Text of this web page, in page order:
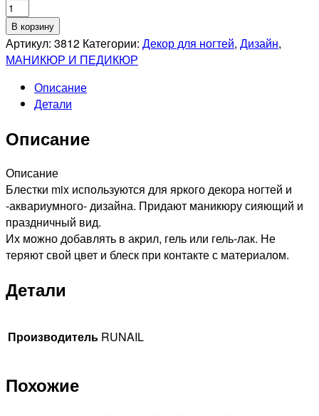
Количество
товара
RUNAIL
Дизайн
ногтей:
блестки
(цвет:
№3812
В корзину
Артикул: 3812 Категории: Декор для ногтей, Дизайн,
МАНИКЮР И ПЕДИКЮР
Описание
Детали
Описание
Описание
Блестки mix используются для яркого декора ногтей и
-аквариумного- дизайна. Придают маникюру сияющий и
праздничный вид.
Их можно добавлять в акрил, гель или гель-лак. Не
теряют свой цвет и блеск при контакте с материалом.
Детали
Производитель RUNAIL
Похожие